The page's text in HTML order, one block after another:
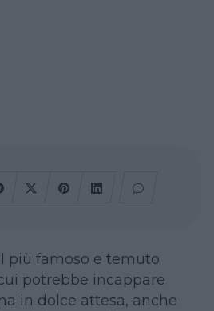
più famoso e temuto
potrebbe incappare
in dolce attesa, anche